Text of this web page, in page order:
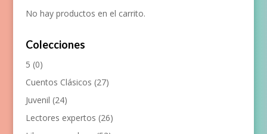
No hay productos en el carrito.
Colecciones
5 (0)
Cuentos Clásicos (27)
Juvenil (24)
Lectores expertos (26)